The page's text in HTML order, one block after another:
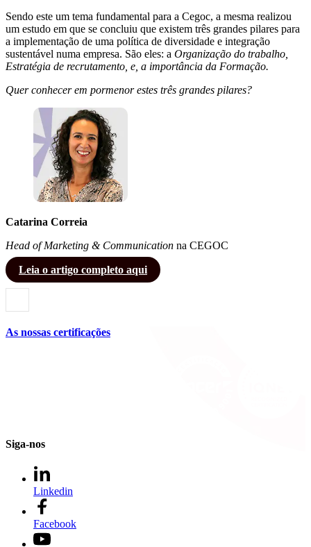
Sendo este um tema fundamental para a Cegoc, a mesma realizou
um estudo em que se concluiu que existem três grandes pilares para
a implementação de uma política de diversidade e integração
sustentável numa empresa. São eles: a Organização do trabalho,
Estratégia de recrutamento, e, a importância da Formação.
Quer conhecer em pormenor estes três grandes pilares?
Catarina Correia
Head of Marketing & Communication na CEGOC
Leia o artigo completo aqui
As nossas certificações
Siga-nos
Linkedin
Facebook